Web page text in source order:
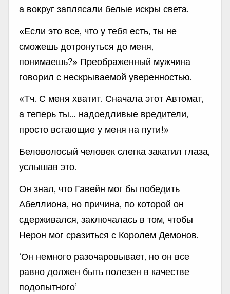
а вокруг заплясали белые искры света.
«Если это все, что у тебя есть, ты не
сможешь дотронуться до меня,
понимаешь?» Преображенный мужчина
говорил с нескрываемой уверенностью.
«Тч. С меня хватит. Сначала этот Автомат,
а теперь ты… надоедливые вредители,
просто встающие у меня на пути!»
Беловолосый человек слегка закатил глаза,
услышав это.
Он знал, что Гавейн мог бы победить
Абеллиона, но причина, по которой он
сдерживался, заключалась в том, чтобы
Нерон мог сразиться с Королем Демонов.
‘Он немного разочаровывает, но он все
равно должен быть полезен в качестве
подопытного’